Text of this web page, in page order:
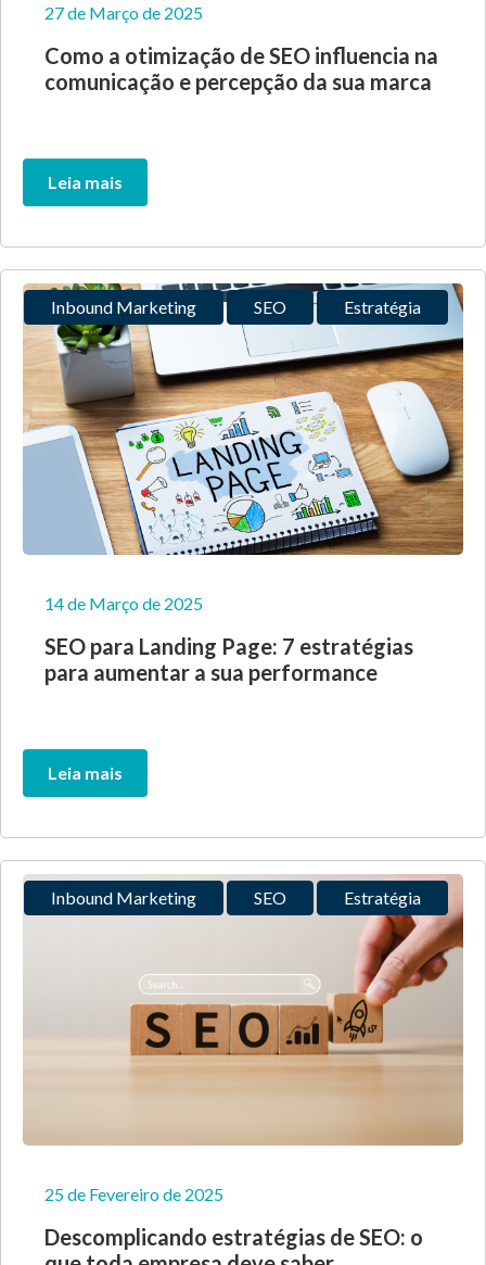
27 de Março de 2025
Como a otimização de SEO influencia na
comunicação e percepção da sua marca
Leia mais
Inbound Marketing SEO Estratégia
14 de Março de 2025
SEO para Landing Page: 7 estratégias
para aumentar a sua performance
Leia mais
Inbound Marketing SEO Estratégia
25 de Fevereiro de 2025
Descomplicando estratégias de SEO: o